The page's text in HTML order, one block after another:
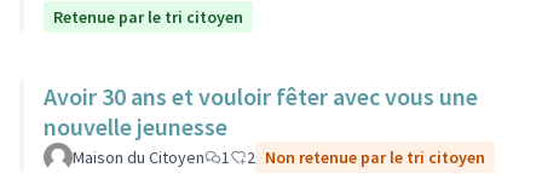
Retenue par le tri citoyen
Avoir 30 ans et vouloir fêter avec vous une
nouvelle jeunesse
Maison du Citoyen 1 2 Non retenue par le tri citoyen